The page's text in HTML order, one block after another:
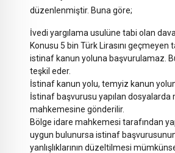
düzenlenmiştir. Buna göre;
İvedi yargılama usulüne tabi olan
Konusu 5 bin Türk Lirasını geçmeyen
istinaf kanun yoluna başvurulamaz.
teşkil eder.
İstinaf kanun yolu, temyiz kanun
İstinaf başvurusu yapılan dosyalarda
mahkemesine gönderilir.
Bölge idare mahkemesi tarafından
uygun bulunursa istinaf
yanlışlıklarının düzeltilmesi